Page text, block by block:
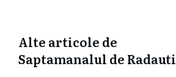
Alte articole de
Saptamanalul de Radauti